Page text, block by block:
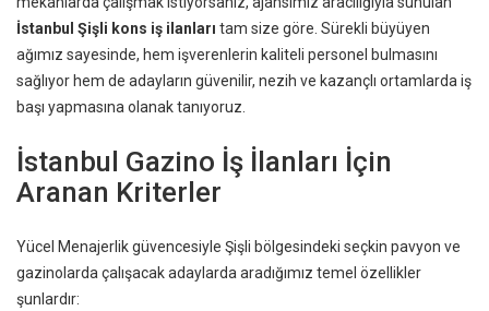
İstanbul Şişli kons iş ilanları tam size göre. Sürekli büyüyen
ağımız sayesinde, hem işverenlerin kaliteli personel bulmasını
sağlıyor hem de adayların güvenilir, nezih ve kazançlı ortamlarda iş
başı yapmasına olanak tanıyoruz.
İstanbul Gazino İş İlanları İçin
Aranan Kriterler
Yücel Menajerlik güvencesiyle Şişli bölgesindeki seçkin pavyon ve
gazinolarda çalışacak adaylarda aradığımız temel özellikler
şunlardır: